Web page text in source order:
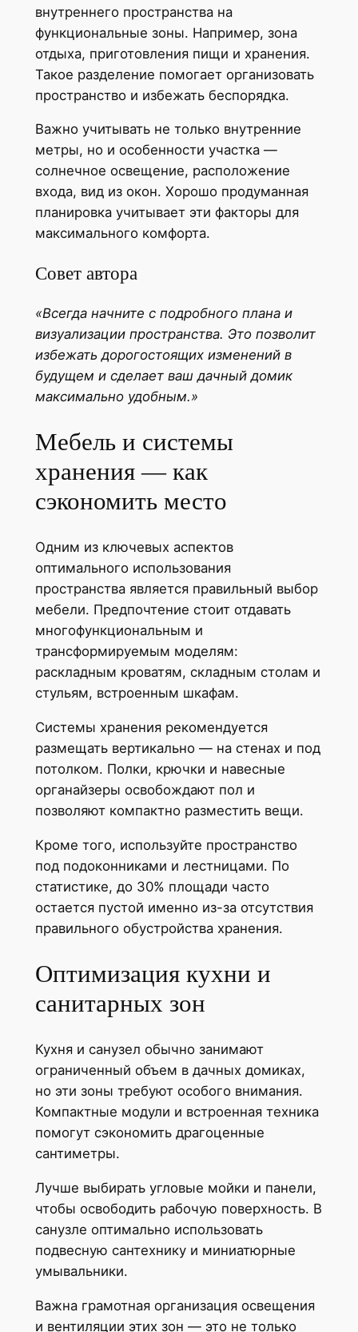
внутреннего пространства на
функциональные зоны. Например, зона
отдыха, приготовления пищи и хранения.
Такое разделение помогает организовать
пространство и избежать беспорядка.
Важно учитывать не только внутренние
метры, но и особенности участка —
солнечное освещение, расположение
входа, вид из окон. Хорошо продуманная
планировка учитывает эти факторы для
максимального комфорта.
Совет автора
«Всегда начните с подробного плана и
визуализации пространства. Это позволит
избежать дорогостоящих изменений в
будущем и сделает ваш дачный домик
максимально удобным.»
Мебель и системы
хранения — как
сэкономить место
Одним из ключевых аспектов
оптимального использования
пространства является правильный выбор
мебели. Предпочтение стоит отдавать
многофункциональным и
трансформируемым моделям:
раскладным кроватям, складным столам и
стульям, встроенным шкафам.
Системы хранения рекомендуется
размещать вертикально — на стенах и под
потолком. Полки, крючки и навесные
органайзеры освобождают пол и
позволяют компактно разместить вещи.
Кроме того, используйте пространство
под подоконниками и лестницами. По
статистике, до 30% площади часто
остается пустой именно из-за отсутствия
правильного обустройства хранения.
Оптимизация кухни и
санитарных зон
Кухня и санузел обычно занимают
ограниченный объем в дачных домиках,
но эти зоны требуют особого внимания.
Компактные модули и встроенная техника
помогут сэкономить драгоценные
сантиметры.
Лучше выбирать угловые мойки и панели,
чтобы освободить рабочую поверхность. В
санузле оптимально использовать
подвесную сантехнику и миниатюрные
умывальники.
Важна грамотная организация освещения
и вентиляции этих зон — это не только